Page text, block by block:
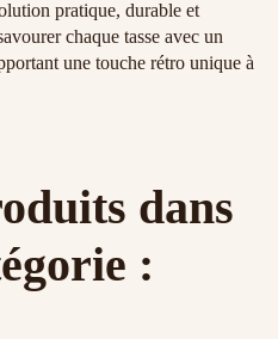
pratique, durable et
chaque tasse avec un
une touche rétro unique à
dans
: